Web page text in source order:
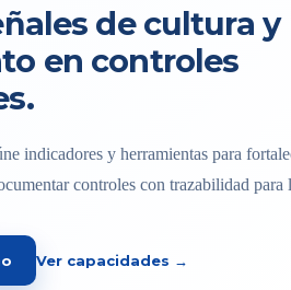
de cultura y
en controles
indicadores y herramientas para
controles con trazabilidad para
Ver capacidades →